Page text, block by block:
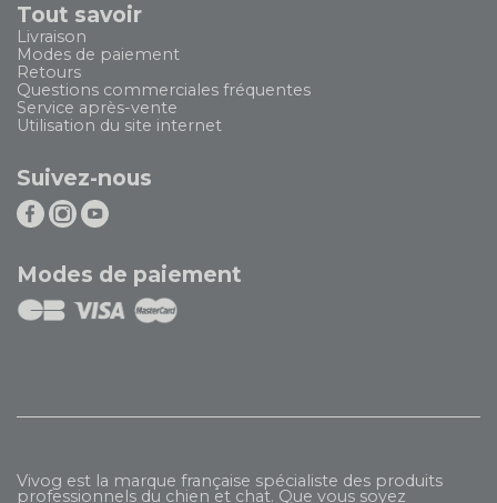
Tout savoir
Livraison
Modes de paiement
Retours
Questions commerciales fréquentes
Service après-vente
Utilisation du site internet
Suivez-nous
Modes de paiement
Vivog est la marque française spécialiste des produits
professionnels du chien et chat. Que vous soyez